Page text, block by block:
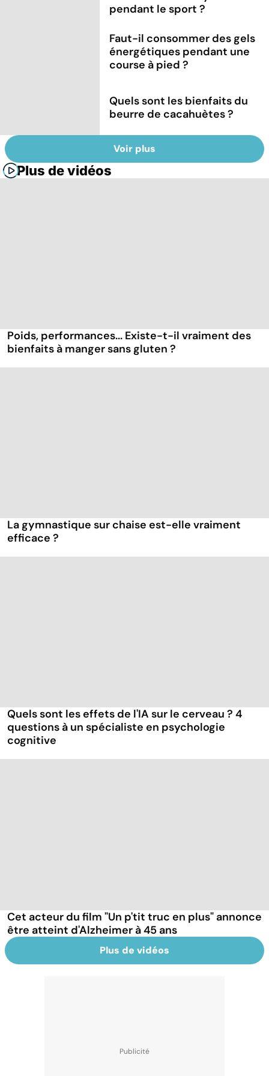
pendant le sport ?
Faut-il consommer des gels
énergétiques pendant une
course à pied ?
Quels sont les bienfaits du
beurre de cacahuètes ?
Voir plus
Plus de vidéos
Poids, performances... Existe-t-il vraiment des
bienfaits à manger sans gluten ?
La gymnastique sur chaise est-elle vraiment
efficace ?
Quels sont les effets de l'IA sur le cerveau ? 4
questions à un spécialiste en psychologie
cognitive
Cet acteur du film "Un p'tit truc en plus" annonce
être atteint d'Alzheimer à 45 ans
Plus de vidéos